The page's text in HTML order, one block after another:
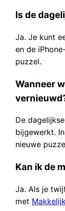
Is de
Ja. Je kunt
en de
puzzel.
Wanneer
De
bijgewerkt.
nieuwe
Kan ik de
Ja. Als je
met